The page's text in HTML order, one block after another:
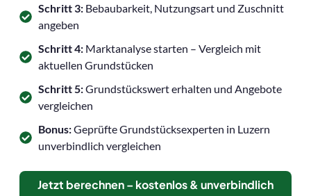
Schritt 3: Bebaubarkeit, Nutzungsart und Zuschnitt
angeben
Schritt 4: Marktanalyse starten – Vergleich mit
aktuellen Grundstücken
Schritt 5:Grundstückswert erhalten und Angebote
vergleichen
Bonus:Geprüfte Grundstücksexperten in Luzern
unverbindlich vergleichen
Jetzt berechnen – kostenlos & unverbindlich